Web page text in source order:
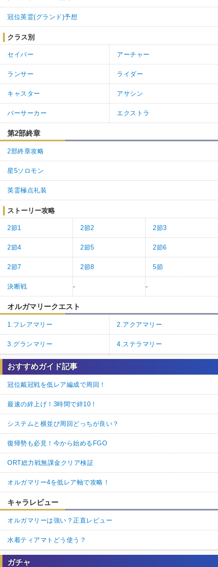
冠位英霊(グランド)予想
クラス別
セイバー アーチャー
ランサー ライダー
キャスター アサシン
バーサーカー エクストラ
第2部終章
2部終章攻略
星5ソロモン
英霊極点礼装
ストーリー攻略
2節1 2節2 2節3
2節4 2節5 2節6
2節7 2節8 5節
決断戦 - -
オルガマリークエスト
1.フレアマリー 2.アクアマリー
3.グランマリー 4.ステラマリー
おすすめガイド記事
冠位戴冠戦を低レア編成で周回！
最速の絆上げ！3時間で絆10！
システムと横並び周回どっちが良い？
復帰勢も必見！今から始めるFGO
ORT総力戦無課金クリア検証
オルガマリー4を低レア軸で攻略！
キャラレビュー
オルガマリーは強い？正直レビュー
水着ティアマトどう使う？
ガチャ